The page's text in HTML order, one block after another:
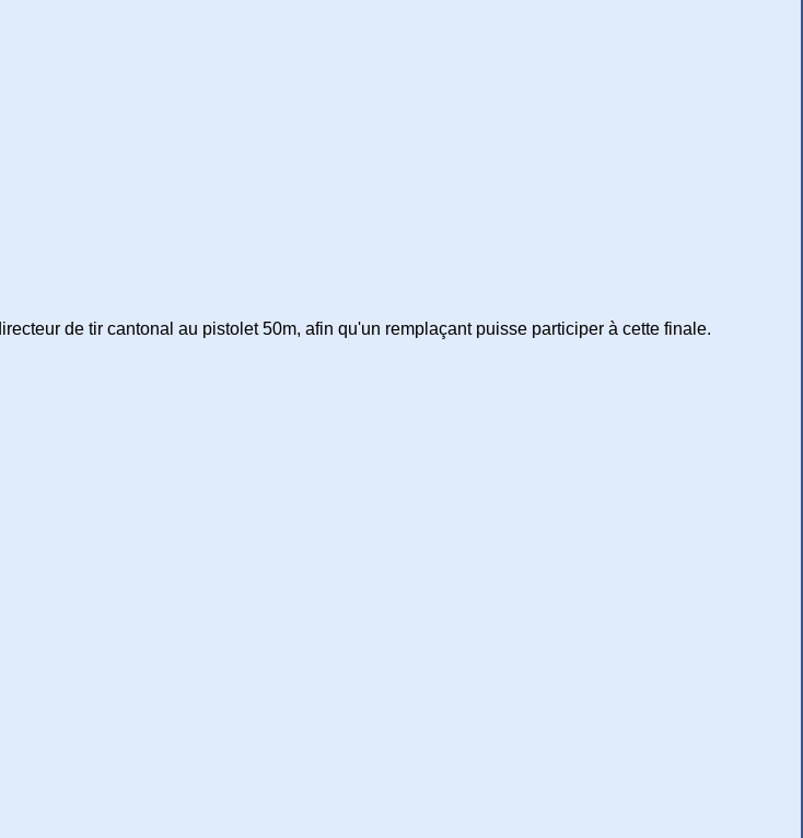
de tir cantonal au pistolet 50m, afin qu'un remplaçant puisse participer à cette finale.